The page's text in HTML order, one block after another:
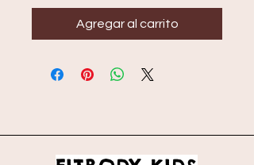
Agregar al carrito